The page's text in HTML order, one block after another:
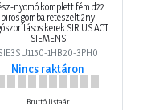
nyomó komplett fém d22
piros gomba reteszelt 2ny
kerek SIRIUS ACT
SIEMENS
1HB20-3PH0
Nincs raktáron
Bruttó listaár